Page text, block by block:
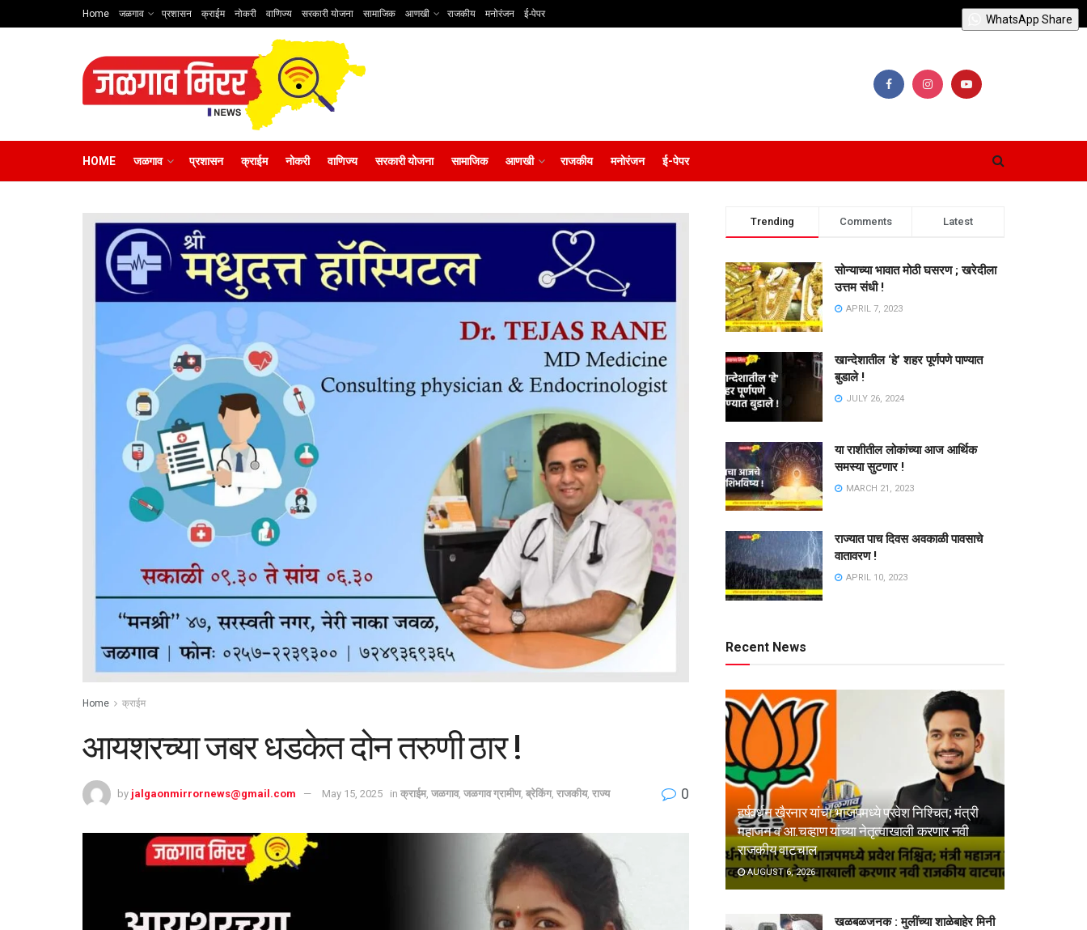
Home जळगाव प्रशासन क्राईम नोकरी वाणिज्य सरकारी योजना सामाजिक आणखी राजकीय मनोरंजन ई-पेपर
HOME जळगाव प्रशासन क्राईम नोकरी वाणिज्य सरकारी योजना सामाजिक आणखी राजकीय मनोरंजन ई-पेपर
Home क्राईम
आयशरच्या जबर धडकेत दोन तरुणी ठार !
by jalgaonmirrornews@gmail.com May 15, 2025 in क्राईम, जळगाव, जळगाव ग्रामीण, ब्रेकिंग, राजकीय, राज्य 0
Trending Comments Latest
सोन्याच्या भावात मोठी घसरण ; खरेदीला
उत्तम संधी !
APRIL 7, 2023
खान्देशातील ‘हे’ शहर पूर्णपणे पाण्यात
बुडाले !
JULY 26, 2024
या राशीतील लोकांच्या आज आर्थिक
समस्या सुटणार !
MARCH 21, 2023
राज्यात पाच दिवस अवकाळी पावसाचे
वातावरण !
APRIL 10, 2023
Recent News
हर्षवर्धन खैरनार यांचा भाजपमध्ये प्रवेश निश्चित; मंत्री
महाजन व आ.चव्हाण यांच्या नेतृत्वाखाली करणार नवी
राजकीय वाटचाल
AUGUST 6, 2026
खळबळजनक : मुलींच्या शाळेबाहेर मिनी
WhatsApp Share